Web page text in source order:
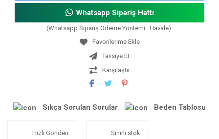
Whatsapp Sipariş Hattı
(Whatsapp Sipariş Ödeme Yöntemi : Havale)
Tavsiye Et
Karşılaştır
Sıkça Sorulan Sorular Beden Tablosu
Hızlı Gönderi Sınırlı stok